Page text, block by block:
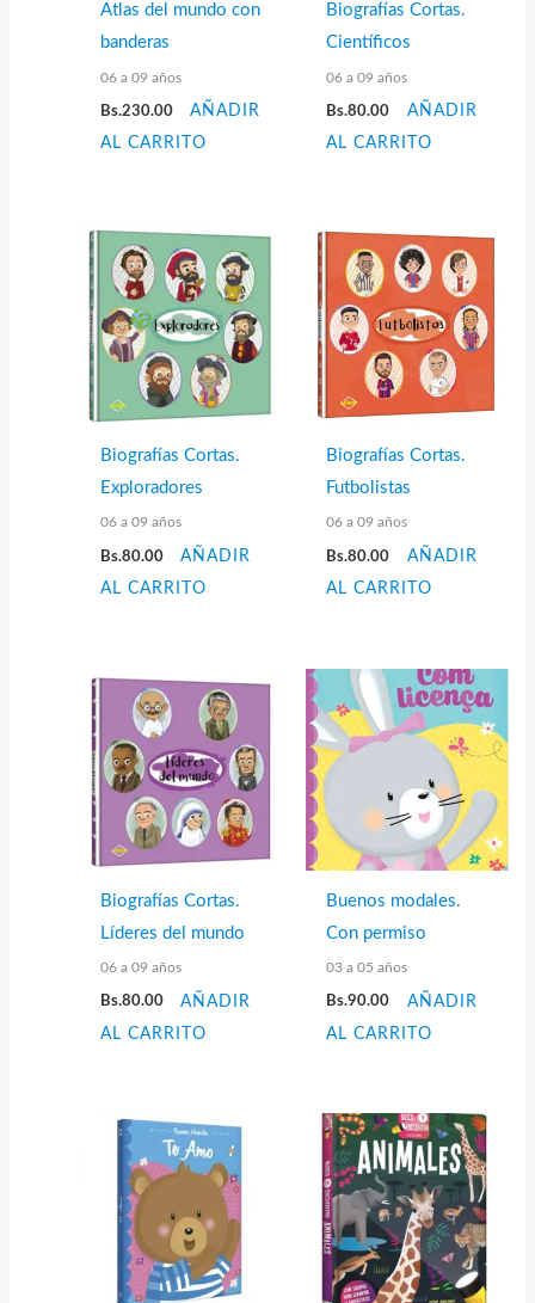
Atlas del mundo con
banderas
06 a 09 años
Bs.230.00
AÑADIR
AL CARRITO
Biografías Cortas.
Científicos
06 a 09 años
Bs.80.00
AÑADIR
AL CARRITO
Biografías Cortas.
Exploradores
06 a 09 años
Bs.80.00
AÑADIR
AL CARRITO
Biografías Cortas.
Futbolistas
06 a 09 años
Bs.80.00
AÑADIR
AL CARRITO
Biografías Cortas.
Líderes del mundo
06 a 09 años
Bs.80.00
AÑADIR
AL CARRITO
Buenos modales.
Con permiso
03 a 05 años
Bs.90.00
AÑADIR
AL CARRITO